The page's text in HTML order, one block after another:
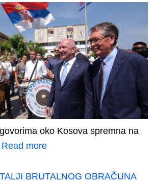
oko Kosova spremna na
Read more
BRUTALNOG OBRAČUNA